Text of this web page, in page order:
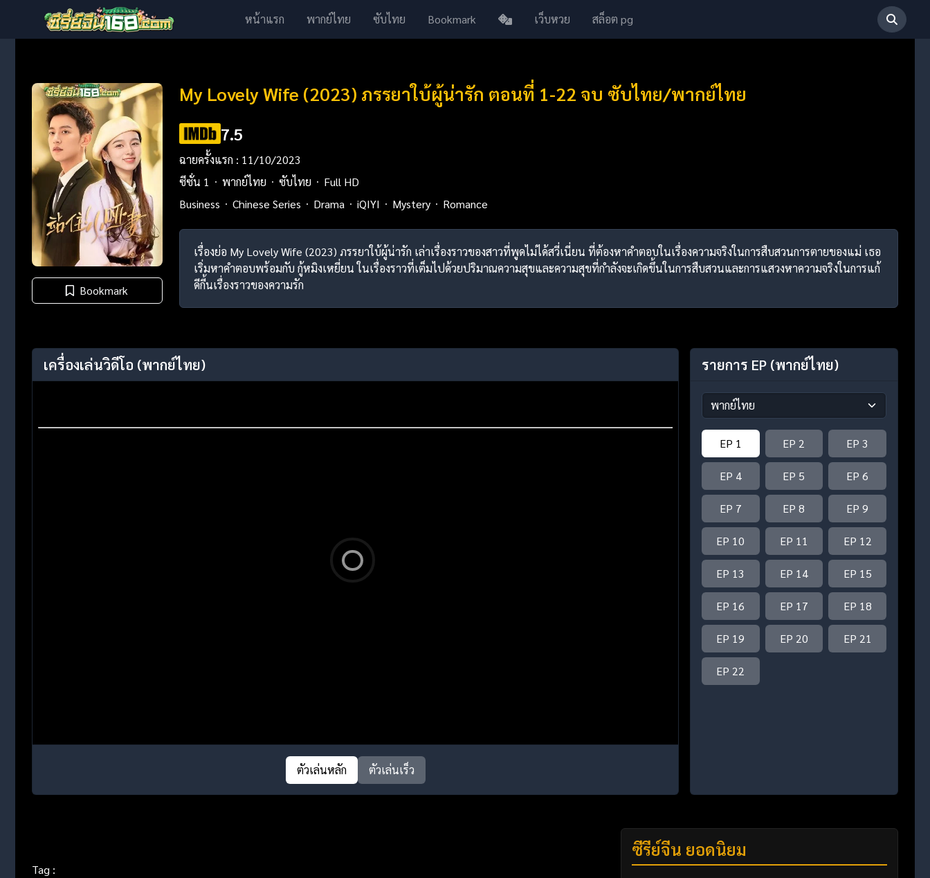
หน้าแรก พากย์ไทย ซับไทย Bookmark เว็บหวย สล็อต pg
Bookmark
My Lovely Wife (2023) ภรรยาใบ้ผู้น่ารัก ตอนที่ 1-22 จบ ซับไทย/พากย์ไทย
7.5
ฉายครั้งแรก : 11/10/2023
ซีซั่น 1
พากย์ไทย ซับไทย
Full HD
Business
Chinese Series Drama iQIYI Mystery Romance
เรื่องย่อ My Lovely Wife (2023) ภรรยาใบ้ผู้น่ารัก เล่าเรื่องราวของสาวที่พูดไม่ได้สวี่เนี่ยน ที่ต้องหาคำตอบในเรื่องความจริงในการสืบสวนการตายของแม่ เธอ
เริ่มหาคำตอบพร้อมกับ กู้หมิงเหยี่ยน ในเรื่องราวที่เต็มไปด้วยปริมาณความสุขและความสุขที่กำลังจะเกิดขึ้นในการสืบสวนและการแสวงหาความจริงในการแก้
ดีกี้นเรื่องราวของความรัก
เครื่องเล่นวิดีโอ (พากย์ไทย)
ตัวเล่นหลัก ตัวเล่นเร็ว
รายการ EP (พากย์ไทย)
EP 1 EP 2 EP 3
EP 4 EP 5 EP 6
EP 7 EP 8 EP 9
EP 10 EP 11 EP 12
EP 13 EP 14 EP 15
EP 16 EP 17 EP 18
EP 19 EP 20 EP 21
EP 22
Tag :
ซีรี่ย์จีน ยอดนิยม